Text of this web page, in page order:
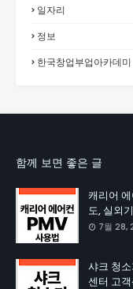
일자리
정보
한국창업부업아카데미
함께 보면 좋은 글
캐리어
도, 실외
7월 28,
샤크 청
센터 고